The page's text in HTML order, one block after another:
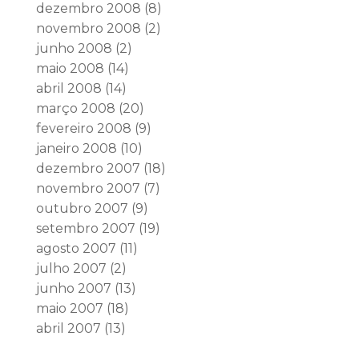
dezembro 2008 (8)
novembro 2008 (2)
junho 2008 (2)
maio 2008 (14)
abril 2008 (14)
março 2008 (20)
fevereiro 2008 (9)
janeiro 2008 (10)
dezembro 2007 (18)
novembro 2007 (7)
outubro 2007 (9)
setembro 2007 (19)
agosto 2007 (11)
julho 2007 (2)
junho 2007 (13)
maio 2007 (18)
abril 2007 (13)